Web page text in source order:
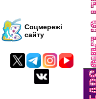
Соцмережі
сайту